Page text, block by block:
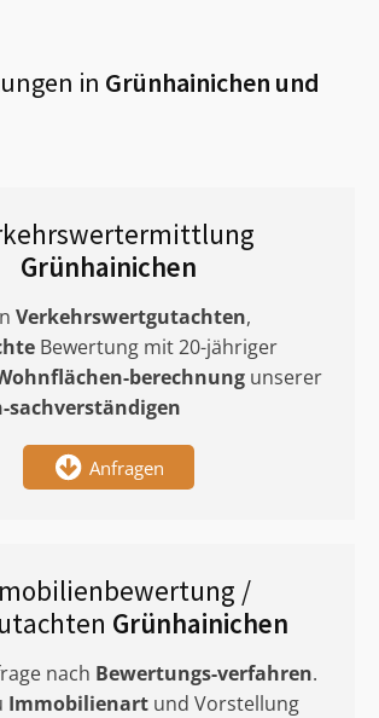
in Grünhainichen und
Grünhainichen
Verkehrswertgutachten,
Bewertung mit 20-jähriger
berechnung unserer
sachverständigen
Anfragen
/
Grünhainichen
nach Bewertungs-verfahren.
Immobilienart und Vorstellung